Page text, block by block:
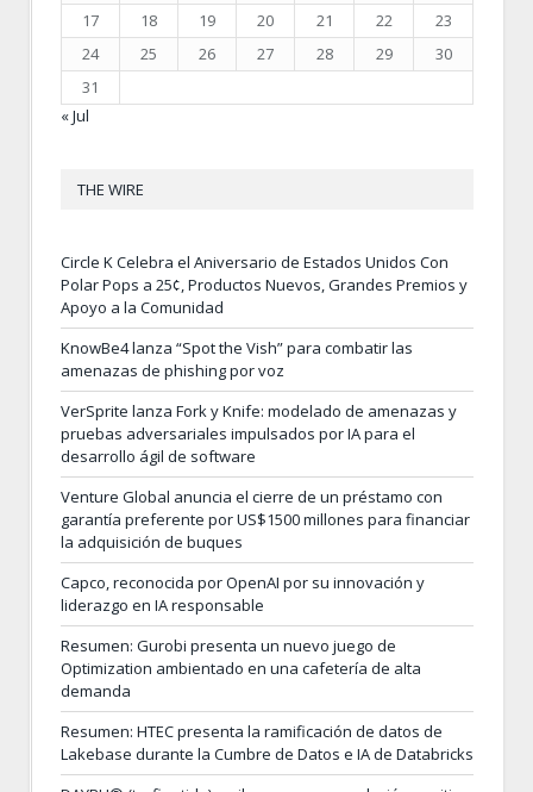
17
18 19 20 21 22
23
24
25 26 27 28 29
30
31
« Jul
THE WIRE
Circle K Celebra el Aniversario de Estados Unidos Con
Polar Pops a 25¢, Productos Nuevos, Grandes Premios y
Apoyo a la Comunidad
KnowBe4 lanza “Spot the Vish” para combatir las
amenazas de phishing por voz
VerSprite lanza Fork y Knife: modelado de amenazas y
pruebas adversariales impulsados por IA para el
desarrollo ágil de software
Venture Global anuncia el cierre de un préstamo con
garantía preferente por US$1500 millones para financiar
la adquisición de buques
Capco, reconocida por OpenAI por su innovación y
liderazgo en IA responsable
Resumen: Gurobi presenta un nuevo juego de
Optimization ambientado en una cafetería de alta
demanda
Resumen: HTEC presenta la ramificación de datos de
Lakebase durante la Cumbre de Datos e IA de Databricks